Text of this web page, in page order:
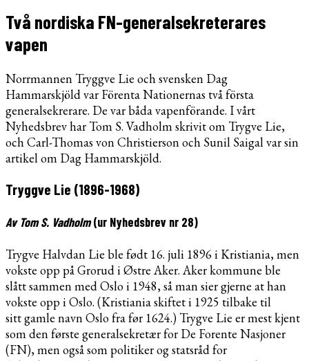
Två nordiska FN-generalsekreterares
vapen
Norrmannen Tryggve Lie och svensken Dag
Hammarskjöld var Förenta Nationernas två första
generalsekrerare. De var båda vapenförande. I vårt
Nyhedsbrev har Tom S. Vadholm skrivit om Trygve Lie,
och Carl-Thomas von Christierson och Sunil Saigal var sin
artikel om Dag Hammarskjöld.
Tryggve Lie (1896-1968)
Av Tom S. Vadholm(ur Nyhedsbrev nr 28)
Trygve Halvdan Lie ble født 16. juli 1896 i Kristiania, men
vokste opp på Grorud i Østre Aker. Aker kommune ble
slått sammen med Oslo i 1948, så man sier gjerne at han
vokste opp i Oslo. (Kristiania skiftet i 1925 tilbake til
sitt gamle navn Oslo fra før 1624.) Trygve Lie er mest kjent
som den første generalsekretær for De Forente Nasjoner
(FN), men også som politiker og statsråd for